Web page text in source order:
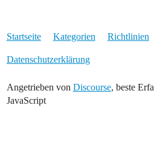
Startseite Kategorien Richtlinien
Datenschutzerklärung
Angetrieben von Discourse, beste
JavaScript